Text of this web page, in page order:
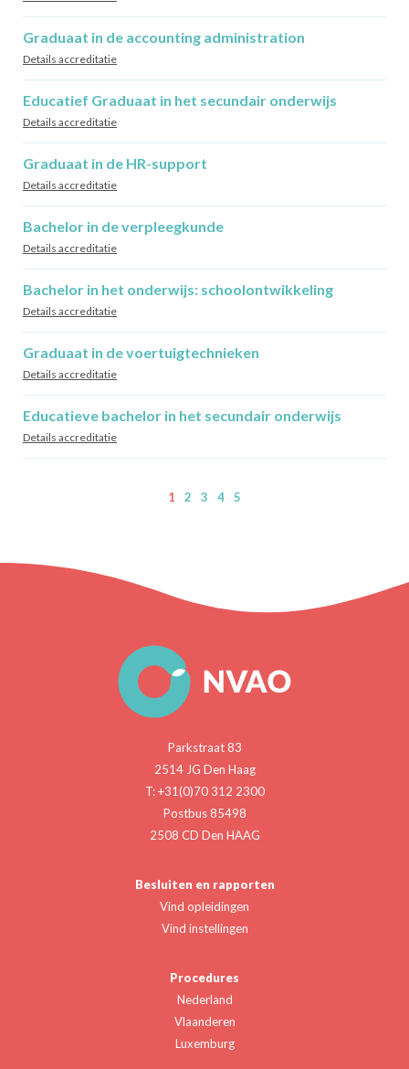
Graduaat in de accounting administration
Details accreditatie
Educatief Graduaat in het secundair onderwijs
Details accreditatie
Graduaat in de HR-support
Details accreditatie
Bachelor in de verpleegkunde
Details accreditatie
Bachelor in het onderwijs: schoolontwikkeling
Details accreditatie
Graduaat in de voertuigtechnieken
Details accreditatie
Educatieve bachelor in het secundair onderwijs
Details accreditatie
1 2 3 4 5
Parkstraat 83
2514 JG Den Haag
T: +31(0)70 312 2300
Postbus 85498
2508 CD Den HAAG
Besluiten en rapporten
Vind opleidingen
Vind instellingen
Procedures
Nederland
Vlaanderen
Luxemburg